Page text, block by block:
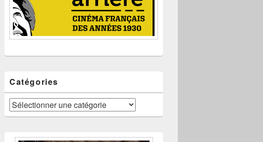
Catégories
Catégories